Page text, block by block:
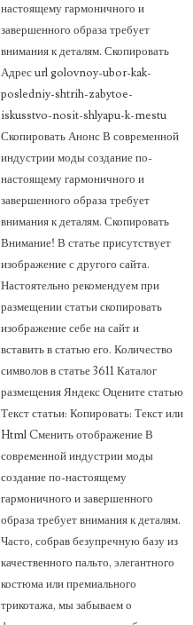
настоящему гармоничного и
завершенного образа требует
внимания к деталям. Скопировать
Адрес url golovnoy-ubor-kak-
posledniy-shtrih-zabytoe-
iskusstvo-nosit-shlyapu-k-mestu
Скопировать Анонс В современной
индустрии моды создание по-
настоящему гармоничного и
завершенного образа требует
внимания к деталям. Скопировать
Внимание! В статье присутствует
изображение с другого сайта.
Настоятельно рекомендуем при
размещении статьи скопировать
изображение себе на сайт и
вставить в статью его. Количество
символов в статье 3611 Каталог
размещения Яндекс Оцените статью
Текст статьи: Копировать: Текст или
Html Cменить отображение В
современной индустрии моды
создание по-настоящему
гармоничного и завершенного
образа требует внимания к деталям.
Часто, собрав безупречную базу из
качественного пальто, элегантного
костюма или премиального
трикотажа, мы забываем о